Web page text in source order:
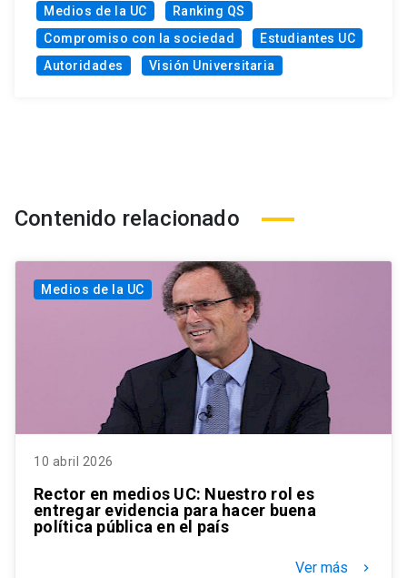
Medios de la UC
Ranking QS
Compromiso con la sociedad
Estudiantes UC
Autoridades
Visión Universitaria
Contenido relacionado
Medios de la UC
10 abril 2026
Rector en medios UC: Nuestro rol es
entregar evidencia para hacer buena
política pública en el país
Ver más keyboard_arrow_right